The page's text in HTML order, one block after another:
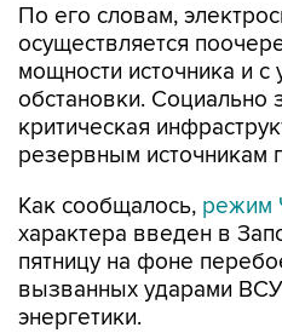
По его словам,
осуществляется
мощности источника и с
обстановки.
критическая
резервным источникам
Как сообщалось, режим
характера введен в
пятницу на фоне
вызванных ударами
энергетики.